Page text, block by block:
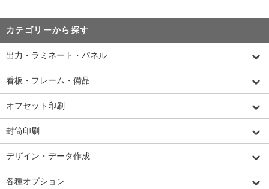
カテゴリーから探す
出力・ラミネート・パネル
看板・フレーム・備品
オフセット印刷
封筒印刷
デザイン・データ作成
各種オプション